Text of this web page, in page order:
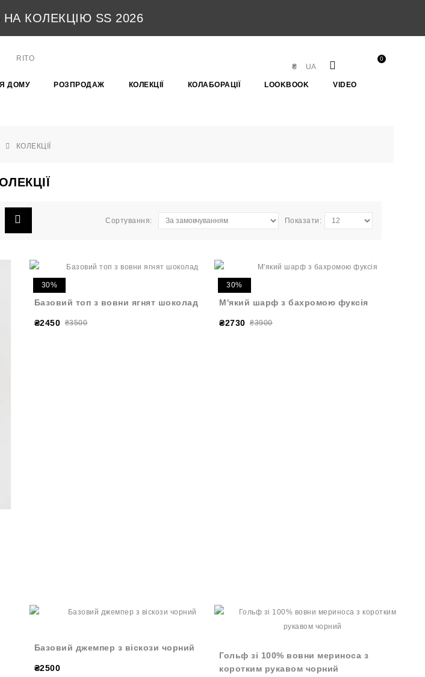
НА КОЛЕКЦІЮ SS 2026
0
UA
₴
ДОМУ РОЗПРОДАЖ КОЛЕКЦІЇ КОЛАБОРАЦІЇ LOOKBOOK VIDEO
КОЛЕКЦІЇ
Сортування: Показати:
30%
Базовий топ з вовни ягнят шоколад
₴2450 ₴3500
30%
М'який шарф з бахромою фуксія
₴2730 ₴3900
Базовий джемпер з віскози чорний
₴2500
Гольф зі 100% вовни мериноса з
коротким рукавом чорний